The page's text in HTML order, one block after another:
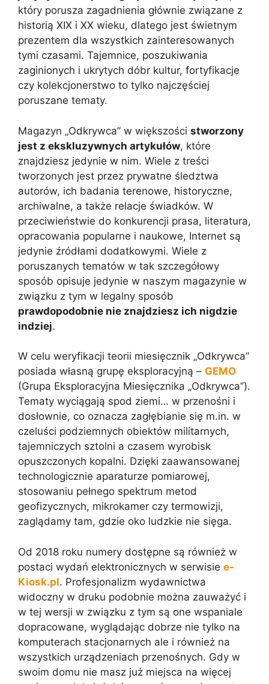
który porusza zagadnienia głównie związane z
historią XIX i XX wieku, dlatego jest świetnym
prezentem dla wszystkich zainteresowanych
tymi czasami. Tajemnice, poszukiwania
zaginionych i ukrytych dóbr kultur, fortyfikacje
czy kolekcjonerstwo to tylko najczęściej
poruszane tematy.
Magazyn „Odkrywca” w większości stworzony
jest z ekskluzywnych artykułów, które
znajdziesz jedynie w nim. Wiele z treści
tworzonych jest przez prywatne śledztwa
autorów, ich badania terenowe, historyczne,
archiwalne, a także relacje świadków. W
przeciwieństwie do konkurencji prasa, literatura,
opracowania popularne i naukowe, Internet są
jedynie źródłami dodatkowymi. Wiele z
poruszanych tematów w tak szczegółowy
sposób opisuje jedynie w naszym magazynie w
związku z tym w legalny sposób
prawdopodobnie nie znajdziesz ich nigdzie
indziej.
W celu weryfikacji teorii miesięcznik „Odkrywca”
posiada własną grupę eksploracyjną – GEMO
(Grupa Eksploracyjna Miesięcznika „Odkrywca”).
Tematy wyciągają spod ziemi… w przenośni i
dosłownie, co oznacza zagłębianie się m.in. w
czeluści podziemnych obiektów militarnych,
tajemniczych sztolni a czasem wyrobisk
opuszczonych kopalni. Dzięki zaawansowanej
technologicznie aparaturze pomiarowej,
stosowaniu pełnego spektrum metod
geofizycznych, mikrokamer czy termowizji,
zaglądamy tam, gdzie oko ludzkie nie sięga.
Od 2018 roku numery dostępne są również w
postaci wydań elektronicznych w serwisie e-
Kiosk.pl. Profesjonalizm wydawnictwa
widoczny w druku podobnie można zauważyć i
w tej wersji w związku z tym są one wspaniale
dopracowane, wyglądając dobrze nie tylko na
komputerach stacjonarnych ale i również na
wszystkich urządzeniach przenośnych. Gdy w
swoim domu nie masz już miejsca na więcej